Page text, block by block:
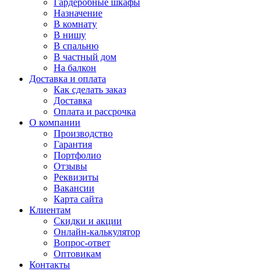
Гардеробные шкафы
Назначение
В комнату
В нишу
В спальню
В частный дом
На балкон
Доставка и оплата
Как сделать заказ
Доставка
Оплата и рассрочка
О компании
Производство
Гарантия
Портфолио
Отзывы
Реквизиты
Вакансии
Карта сайта
Клиентам
Скидки и акции
Онлайн-калькулятор
Вопрос-ответ
Оптовикам
Контакты